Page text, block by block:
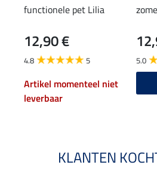
functionele pet Lilia
12,90 €
4.8 5
Artikel momenteel niet
leverbaar
5.0
KLANTEN